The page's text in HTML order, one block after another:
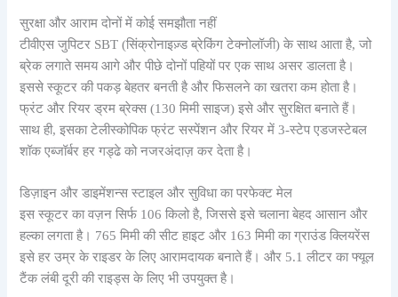
सुरक्षा और आराम दोनों में कोई समझौता नहीं
टीवीएस जुपिटर SBT (सिंक्रोनाइज़्ड ब्रेकिंग टेक्नोलॉजी) के साथ आता है, जो
ब्रेक लगाते समय आगे और पीछे दोनों पहियों पर एक साथ असर डालता है।
इससे स्कूटर की पकड़ बेहतर बनती है और फिसलने का खतरा कम होता है।
फ्रंट और रियर ड्रम ब्रेक्स (130 मिमी साइज) इसे और सुरक्षित बनाते हैं।
साथ ही, इसका टेलीस्कोपिक फ्रंट सस्पेंशन और रियर में 3-स्टेप एडजस्टेबल
शॉक एब्जॉर्बर हर गड्ढे को नजरअंदाज़ कर देता है।
डिज़ाइन और डाइमेंशन्स स्टाइल और सुविधा का परफेक्ट मेल
इस स्कूटर का वज़न सिर्फ 106 किलो है, जिससे इसे चलाना बेहद आसान और
हल्का लगता है। 765 मिमी की सीट हाइट और 163 मिमी का ग्राउंड क्लियरेंस
इसे हर उम्र के राइडर के लिए आरामदायक बनाते हैं। और 5.1 लीटर का फ्यूल
टैंक लंबी दूरी की राइड्स के लिए भी उपयुक्त है।